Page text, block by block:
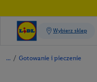
/ Gotowanie i pieczenie